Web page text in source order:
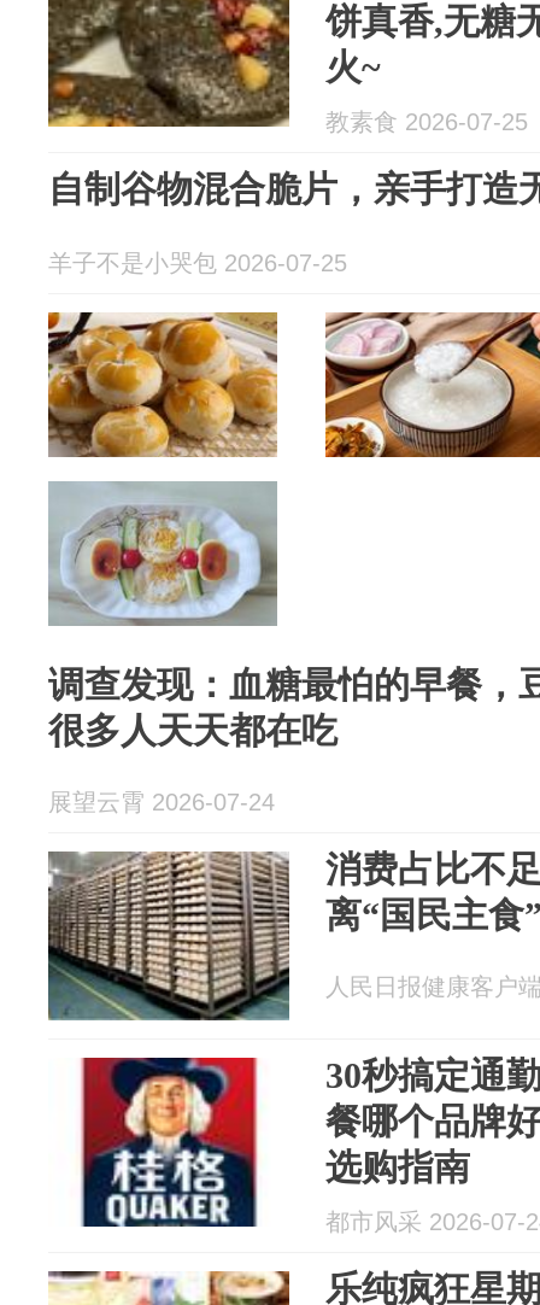
饼真香,无糖
火~
教素食 2026-07-25
自制谷物混合脆片，亲手打造
羊子不是小哭包 2026-07-25
调查发现：血糖最怕的早餐，
很多人天天都在吃
展望云霄 2026-07-24
消费占比不
离“国民主食
人民日报健康客户
30秒搞定通
餐哪个品牌
选购指南
都市风采 2026-07-
乐纯疯狂星